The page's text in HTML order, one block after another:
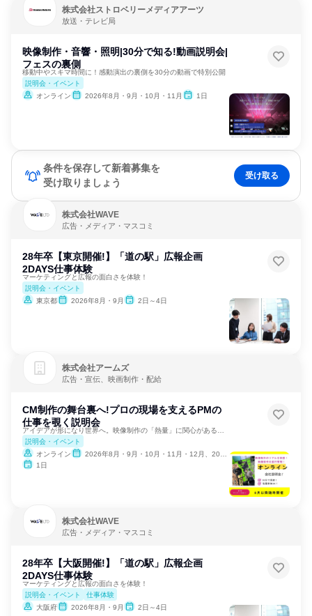
株式会社ストロベリーメディアアーツ
放送・テレビ局
映像制作・音響・照明|30分で知る!動画説明会|
フェスの裏側
移動中やスキマ時間に！感動演出の裏側を30分の動画で特別公開
説明会・イベント
オンライン
2026年8月・9月・10月・11月 1日
条件を保存して新着募集を
受け取りましょう
受け取る
株式会社WAVE
広告・メディア・マスコミ
28年卒【東京開催!】「道の駅」広報企画
2DAYS仕事体験
マーケティングと広報の面白さを体験！
説明会・イベント
東京都
2026年8月・9月 2日～4日
株式会社アームズ
広告・宣伝、映画制作・配給
CM制作の舞台裏へ!プロの現場を支えるPMの
仕事を覗く説明会
説明会・イベント
オンライン
2026年8月・9月・10月・11月・12月、2027年1月
1日
株式会社WAVE
広告・メディア・マスコミ
28年卒【大阪開催!】「道の駅」広報企画
2DAYS仕事体験
マーケティングと広報の面白さを体験！
説明会・イベント
仕事体験
大阪府
2026年8月・9月 2日～4日